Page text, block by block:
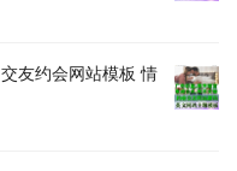
友约会网站模板 情